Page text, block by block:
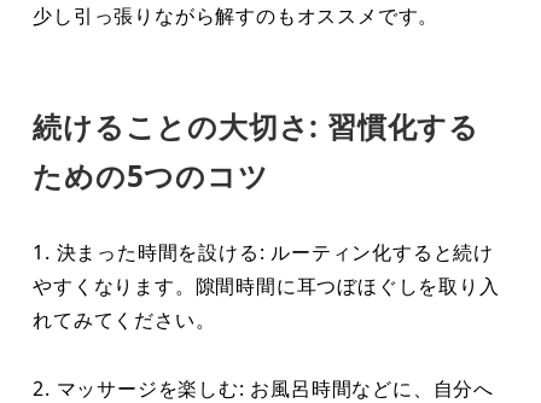
少し引っ張りながら解すのもオススメです。
続けることの大切さ: 習慣化する
ための5つのコツ
1. 決まった時間を設ける: ルーティン化すると続け
やすくなります。隙間時間に耳つぼほぐしを取り入
れてみてください。
2. マッサージを楽しむ: お風呂時間などに、自分へ